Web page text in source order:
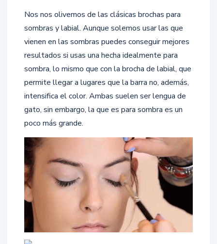
Nos nos olivemos de las clásicas brochas para
sombras y labial. Aunque solemos usar las que
vienen en las sombras puedes conseguir mejores
resultados si usas una hecha idealmente para
sombra, lo mismo que con la brocha de labial, que
permite llegar a lugares que la barra no, además,
intensifica el color. Ambas suelen ser lengua de
gato, sin embargo, la que es para sombra es un
poco más grande.